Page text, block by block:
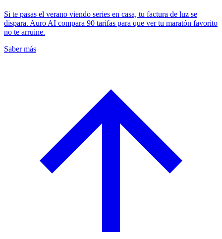
Si te pasas el verano viendo series en casa, tu factura de luz se
dispara. Auro AI compara 90 tarifas para que ver tu maratón favorito
no te arruine.
Saber más